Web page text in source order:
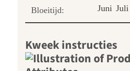
Bloeitijd: Juni Juli
Kweek instructies